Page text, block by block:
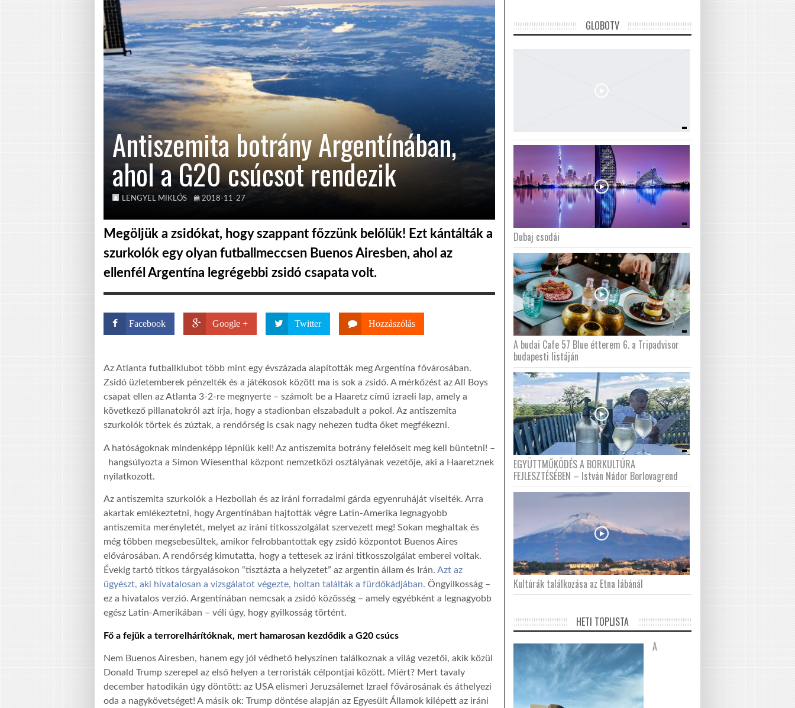
Antiszemita botrány Argentínában,
ahol a G20 csúcsot rendezik
LENGYEL MIKLÓS 2018-11-27
Megöljük a zsidókat, hogy szappant főzzünk belőlük! Ezt kántálták a
szurkolók egy olyan futballmeccsen Buenos Airesben, ahol az
ellenfél Argentína legrégebbi zsidó csapata volt.
Facebook Google + Twitter Hozzászólás
Az Atlanta futballklubot több mint egy évszázada alapították meg Argentína fővárosában.
Zsidó üzletemberek pénzelték és a játékosok között ma is sok a zsidó. A mérkőzést az All Boys
csapat ellen az Atlanta 3-2-re megnyerte – számolt be a Haaretz című izraeli lap, amely a
következő pillanatokról azt írja, hogy a stadionban elszabadult a pokol. Az antiszemita
szurkolók törtek és zúztak, a rendőrség is csak nagy nehezen tudta őket megfékezni.
A hatóságoknak mindenképp lépniük kell! Az antiszemita botrány felelőseit meg kell büntetni! –
hangsúlyozta a Simon Wiesenthal központ nemzetközi osztályának vezetője, aki a Haaretznek
nyilatkozott.
Az antiszemita szurkolók a Hezbollah és az iráni forradalmi gárda egyenruháját viselték. Arra
akartak emlékeztetni, hogy Argentínában hajtották végre Latin-Amerika legnagyobb
antiszemita merényletét, melyet az iráni titkosszolgálat szervezett meg! Sokan meghaltak és
még többen megsebesültek, amikor felrobbantottak egy zsidó központot Buenos Aires
elővárosában. A rendőrség kimutatta, hogy a tettesek az iráni titkosszolgálat emberei voltak.
Évekig tartó titkos tárgyalásokon “tisztázta a helyzetet” az argentin állam és Irán. Azt az
ügyészt, aki hivatalosan a vizsgálatot végezte, holtan találták a fürdőkádjában. Öngyilkosság –
ez a hivatalos verzió. Argentínában nemcsak a zsidó közösség – amely egyébként a legnagyobb
egész Latin-Amerikában – véli úgy, hogy gyilkosság történt.
Fő a fejük a terrorelhárítóknak, mert hamarosan kezdődik a G20 csúcs
Nem Buenos Airesben, hanem egy jól védhető helyszínen találkoznak a világ vezetői, akik közül
Donald Trump szerepel az első helyen a terroristák célpontjai között. Miért? Mert tavaly
december hatodikán úgy döntött: az USA elismeri Jeruzsálemet Izrael fővárosának és áthelyezi
oda a nagykövetséget! A másik ok: Trump döntése alapján az Egyesült Államok kilépett az iráni
GLOBOTV
Dubaj csodái
A budai Cafe 57 Blue étterem 6. a Tripadvisor
budapesti listáján
EGYÜTTMŰKÖDÉS A BORKULTÚRA
FEJLESZTÉSÉBEN – István Nádor Borlovagrend
Kultúrák találkozása az Etna lábánál
HETI TOPLISTA
A